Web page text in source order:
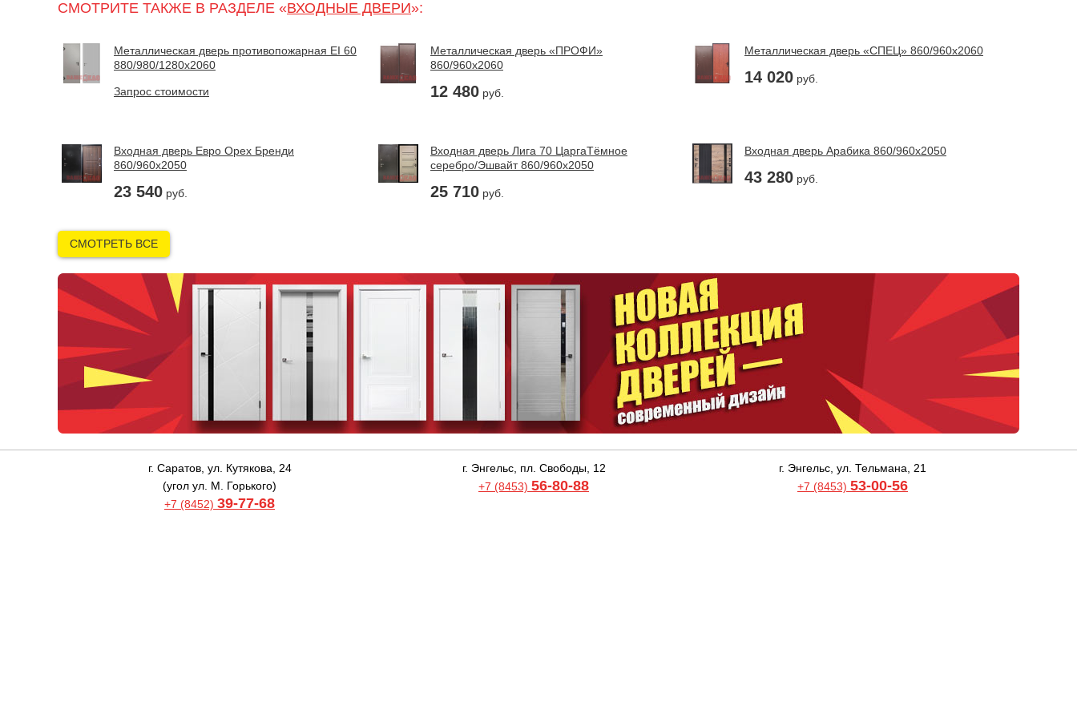
СМОТРИТЕ ТАКЖЕ В РАЗДЕЛЕ «ВХОДНЫЕ ДВЕРИ»:
Металлическая дверь противопожарная EI 60
880/980/1280х2060
Запрос стоимости
Металлическая дверь «ПРОФИ»
860/960х2060
12 480 руб.
Металлическая дверь «СПЕЦ» 860/960х2060
14 020 руб.
Входная дверь Евро Орех Бренди
860/960х2050
23 540 руб.
Входная дверь Лига 70 ЦаргаТёмное
серебро/Эшвайт 860/960х2050
25 710 руб.
Входная дверь Арабика 860/960х2050
43 280 руб.
СМОТРЕТЬ ВСЕ
г. Саратов, ул. Кутякова, 24
(угол ул. М. Горького)
+7 (8452) 39-77-68
г. Энгельс, пл. Свободы, 12
+7 (8453) 56-80-88
г. Энгельс, ул. Тельмана, 21
+7 (8453) 53-00-56